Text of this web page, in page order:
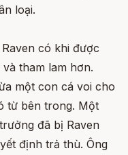
loại.
có khi được
tham lam hơn.
một con cá voi cho
từ bên trong. Một
đã bị Raven
định trả thù. Ông